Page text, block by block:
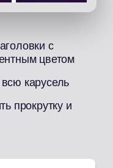
с
цветом
карусель
прокрутку и